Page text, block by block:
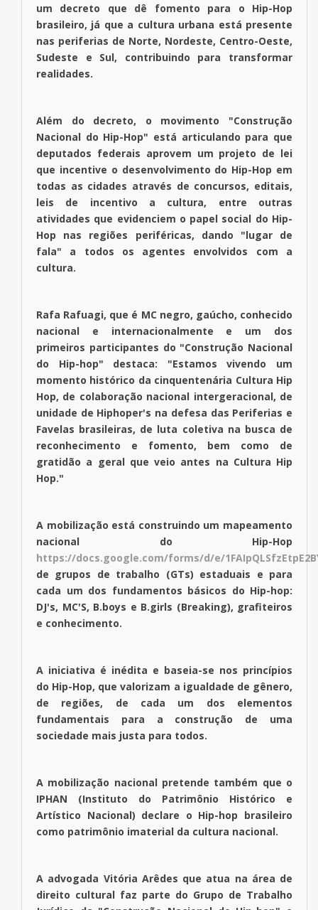
um decreto que dê fomento para o Hip-Hop
brasileiro, já que a cultura urbana está presente
nas periferias de Norte, Nordeste, Centro-Oeste,
Sudeste e Sul, contribuindo para transformar
realidades.
Além do decreto, o movimento "Construção
Nacional do Hip-Hop" está articulando para que
deputados federais aprovem um projeto de lei
que incentive o desenvolvimento do Hip-Hop em
todas as cidades através de concursos, editais,
leis de incentivo a cultura, entre outras
atividades que evidenciem o papel social do Hip-
Hop nas regiões periféricas, dando "lugar de
fala" a todos os agentes envolvidos com a
cultura.
Rafa Rafuagi, que é MC negro, gaúcho, conhecido
nacional e internacionalmente e um dos
primeiros participantes do "Construção Nacional
do Hip-hop" destaca: "Estamos vivendo um
momento histórico da cinquentenária Cultura Hip
Hop, de colaboração nacional intergeracional, de
unidade de Hiphoper's na defesa das Periferias e
Favelas brasileiras, de luta coletiva na busca de
reconhecimento e fomento, bem como de
gratidão a geral que veio antes na Cultura Hip
Hop."
A mobilização está construindo um mapeamento
nacional do Hip-Hop
https://docs.google.com/forms/d/e/
de grupos de trabalho (GTs) estaduais e para
cada um dos fundamentos básicos do Hip-hop:
DJ's, MC'S, B.boys e B.girls (Breaking), grafiteiros
e conhecimento.
A iniciativa é inédita e baseia-se nos princípios
do Hip-Hop, que valorizam a igualdade de gênero,
de regiões, de cada um dos elementos
fundamentais para a construção de uma
sociedade mais justa para todos.
A mobilização nacional pretende também que o
IPHAN (Instituto do Patrimônio Histórico e
Artístico Nacional) declare o Hip-hop brasileiro
como patrimônio imaterial da cultura nacional.
A advogada Vitória Arêdes que atua na área de
direito cultural faz parte do Grupo de Trabalho